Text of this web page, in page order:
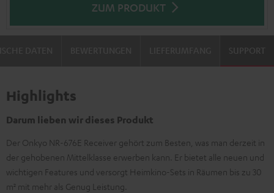
ZUM PRODUKT
SUPPORT
Highlights
Darum lieben wir dieses Produkt
Der Onkyo NR-676E Receiver gehört zum Besten, was man derzeit in
der gehobenen Mittelklasse erwerben kann. Er bietet alle neuen und
wichtigen Features und versorgt Heimkino-Sets in Räumen bis zu 30
m² mit mehr als Genug Leistung.